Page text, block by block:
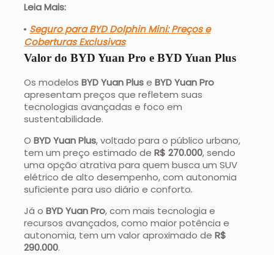
Leia Mais:
Seguro para BYD Dolphin Mini: Preços e
Coberturas Exclusivas
Valor do BYD Yuan Pro e BYD Yuan Plus
Os modelosBYD Yuan PluseBYD Yuan Pro
apresentam preços que refletem suas
tecnologias avançadas e foco em
sustentabilidade.
OBYD Yuan Plus, voltado para o público urbano,
tem um preço estimado deR$ 270.000, sendo
uma opção atrativa para quem busca um SUV
elétrico de alto desempenho, com autonomia
suficiente para uso diário e conforto.
Já oBYD Yuan Pro, com mais tecnologia e
recursos avançados, como maior potência e
autonomia, tem um valor aproximado deR$
290.000.